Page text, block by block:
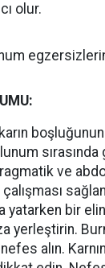
olur.
boşluğunun
sırasında
ve
yatarken bir
yerleştirin.
alın.